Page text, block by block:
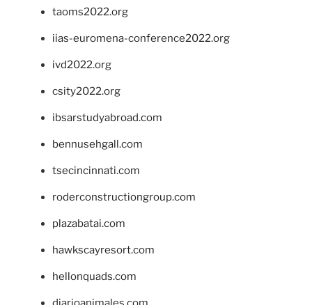
taoms2022.org
iias-euromena-conference2022.org
ivd2022.org
csity2022.org
ibsarstudyabroad.com
bennusehgall.com
tsecincinnati.com
roderconstructiongroup.com
plazabatai.com
hawkscayresort.com
hellonquads.com